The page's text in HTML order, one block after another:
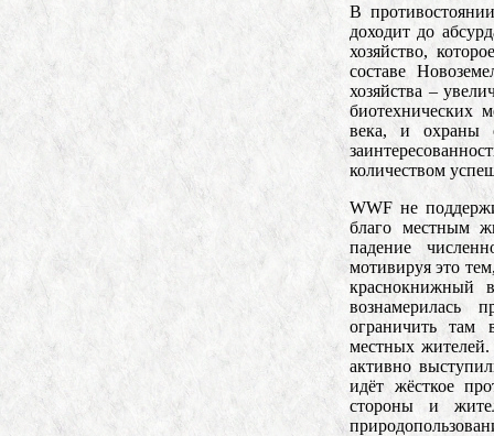
В
доходит до
хозяйство,
составе
хозяйства –
биотехнических
века, и охраны
количеством
WWF не
благо местным
падение
мотивируя это
краснокнижный
вознамерилась
ограничить там
местных
активно
идёт жёсткое
стороны и